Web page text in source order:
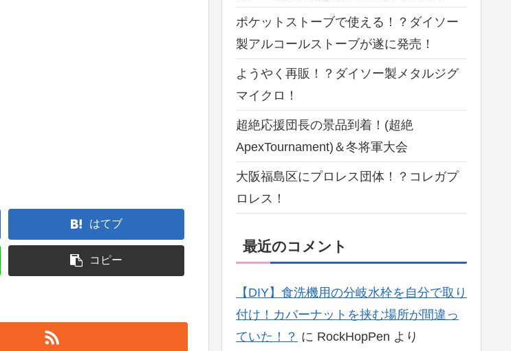
はてブ
コピー
ポケットストーブで使える！？ダイソー
製アルコールストーブが遂に発売！
ようやく再販！？ダイソー製メタルジグ
マイクロ！
超絶応援団長の景品到着！(超絶
ApexTournament)＆冬将軍大会
大阪福島区にプロレス団体！？コレガプ
ロレス！
最近のコメント
【DIY】食洗機用の分岐水栓を自分で取り
付け！カバーナットを挟む場所が間違っ
ていた！？ に RockHopPen より